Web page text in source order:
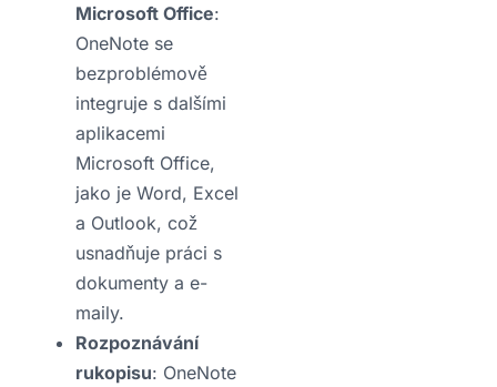
Microsoft Office:
OneNote se
bezproblémově
integruje s dalšími
aplikacemi
Microsoft Office,
jako je Word, Excel
a Outlook, což
usnadňuje práci s
dokumenty a e-
maily.
Rozpoznávání
rukopisu: OneNote